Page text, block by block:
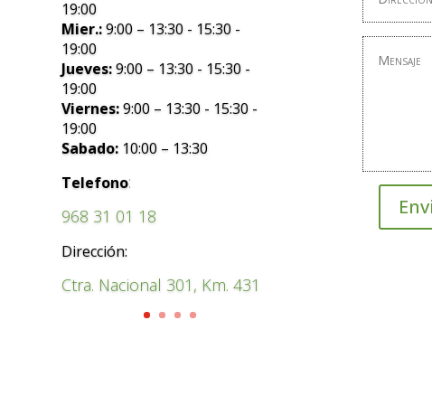
19:00
Mier.:9:00 – 13:30 - 15:30 -
19:00
Jueves:9:00 – 13:30 - 15:30 -
19:00
Viernes:9:00 – 13:30 - 15:30 -
19:00
Sabado: 10:00 – 13:30
Telefono:
968 31 01 18
Dirección:
Ctra. Nacional 301, Km. 431